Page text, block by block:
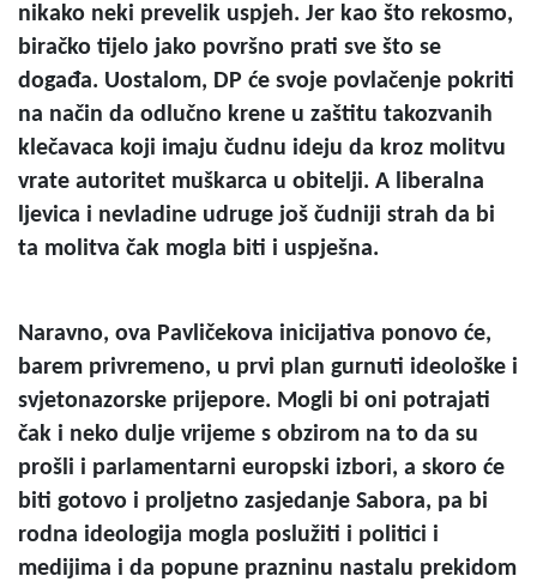
nikako neki prevelik uspjeh. Jer kao što rekosmo,
biračko tijelo jako površno prati sve što se
događa. Uostalom, DP će svoje povlačenje pokriti
na način da odlučno krene u zaštitu takozvanih
klečavaca koji imaju čudnu ideju da kroz molitvu
vrate autoritet muškarca u obitelji. A liberalna
ljevica i nevladine udruge još čudniji strah da bi
ta molitva čak mogla biti i uspješna.
Naravno, ova Pavličekova inicijativa ponovo će,
barem privremeno, u prvi plan gurnuti ideološke i
svjetonazorske prijepore. Mogli bi oni potrajati
čak i neko dulje vrijeme s obzirom na to da su
prošli i parlamentarni europski izbori, a skoro će
biti gotovo i proljetno zasjedanje Sabora, pa bi
rodna ideologija mogla poslužiti i politici i
medijima i da popune prazninu nastalu prekidom